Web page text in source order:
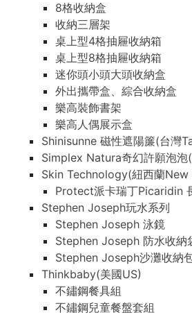
8格收納盒
收納三層架
桌上型4格抽屜收納箱
桌上型8格抽屜收納箱
迷你頭小頭大頭收納盒
外出攜帶盒、綜合收納盒
樂高裝飾書架
樂高人偶展示盒
Shinisunne 磁性遮陽簾(台灣
Simplex Natura奇幻許願泡泡
Skin Technology(紐西蘭New
Protect派卡瑞丁Picaridin
Stephen Joseph玩水系列
Stephen Joseph 泳鏡
Stephen Joseph 防水收納
Stephen Joseph沙灘收納
Thinkbaby(美國US)
不鏽鋼餐具組
不鏽鋼兒童餐盤套組